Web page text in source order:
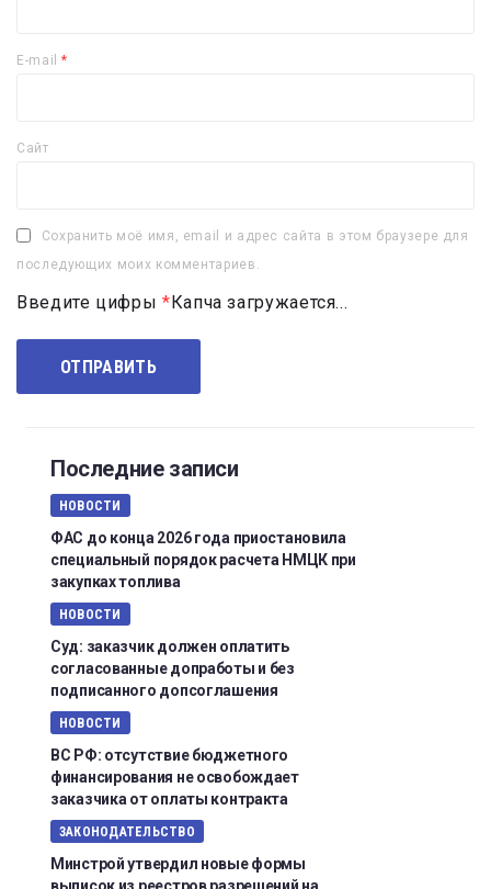
E-mail*
Сайт
Сохранить моё имя, email и адрес сайта в этом браузере для
последующих моих комментариев.
Введите цифры * Капча загружается...
Последние записи
НОВОСТИ
ФАС до конца 2026 года приостановила
специальный порядок расчета НМЦК при
закупках топлива
НОВОСТИ
Суд: заказчик должен оплатить
согласованные допработы и без
подписанного допсоглашения
НОВОСТИ
ВС РФ: отсутствие бюджетного
финансирования не освобождает
заказчика от оплаты контракта
ЗАКОНОДАТЕЛЬСТВО
Минстрой утвердил новые формы